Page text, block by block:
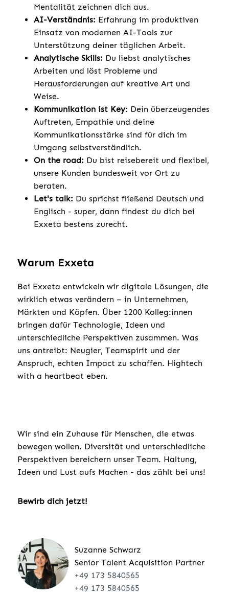
Mentalität zeichnen dich aus.
AI-Verständnis: Erfahrung im produktiven
Einsatz von modernen AI-Tools zur
Unterstützung deiner täglichen Arbeit.
Analytische Skills: Du liebst analytisches
Arbeiten und löst Probleme und
Herausforderungen auf kreative Art und
Weise.
Kommunikation ist Key: Dein überzeugendes
Auftreten, Empathie und deine
Kommunikationsstärke sind für dich im
Umgang selbstverständlich.
On the road: Du bist reisebereit und flexibel,
unsere Kunden bundesweit vor Ort zu
beraten.
Let's talk: Du sprichst fließend Deutsch und
Englisch - super, dann findest du dich bei
Exxeta bestens zurecht.
Warum Exxeta
Bei Exxeta entwickeln wir digitale Lösungen, die
wirklich etwas verändern – in Unternehmen,
Märkten und Köpfen. Über 1200 Kolleg:innen
bringen dafür Technologie, Ideen und
unterschiedliche Perspektiven zusammen. Was
uns antreibt: Neugier, Teamspirit und der
Anspruch, echten Impact zu schaffen. Hightech
with a heartbeat eben.
Wir sind ein Zuhause für Menschen, die etwas
bewegen wollen. Diversität und unterschiedliche
Perspektiven bereichern unser Team. Haltung,
Ideen und Lust aufs Machen - das zählt bei uns!
Bewirb dich jetzt!
Suzanne Schwarz
Senior Talent Acquisition Partner
+49 173 5840565
+49 173 5840565